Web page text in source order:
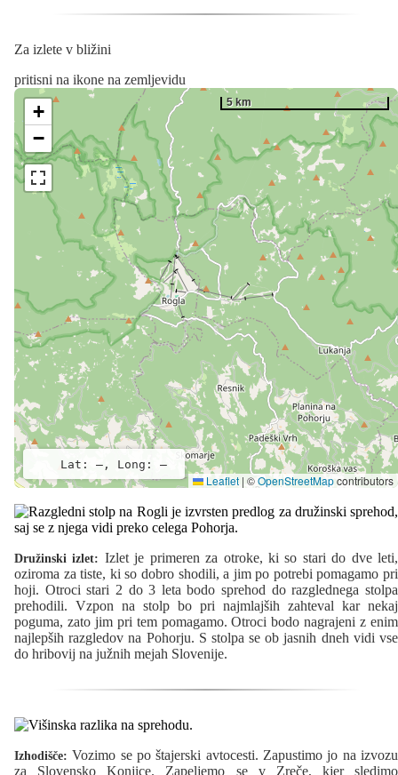
Za izlete v bližini
pritisni na ikone na zemljevidu
+
−
5 km
Lat: –, Long: –
Leaflet | ©OpenStreetMapcontributors
Družinski izlet: Izlet je primeren za otroke, ki so stari do dve leti,
oziroma za tiste, ki so dobro shodili, a jim po potrebi pomagamo pri
hoji. Otroci stari 2 do 3 leta bodo sprehod do razglednega stolpa
prehodili. Vzpon na stolp bo pri najmlajših zahteval kar nekaj
poguma, zato jim pri tem pomagamo. Otroci bodo nagrajeni z enim
najlepših razgledov na Pohorju. S stolpa se ob jasnih dneh vidi vse
do hribovij na južnih mejah Slovenije.
Izhodišče: Vozimo se po štajerski avtocesti. Zapustimo jo na izvozu
za Slovensko Konjice. Zapeljemo se v Zreče, kjer sledimo